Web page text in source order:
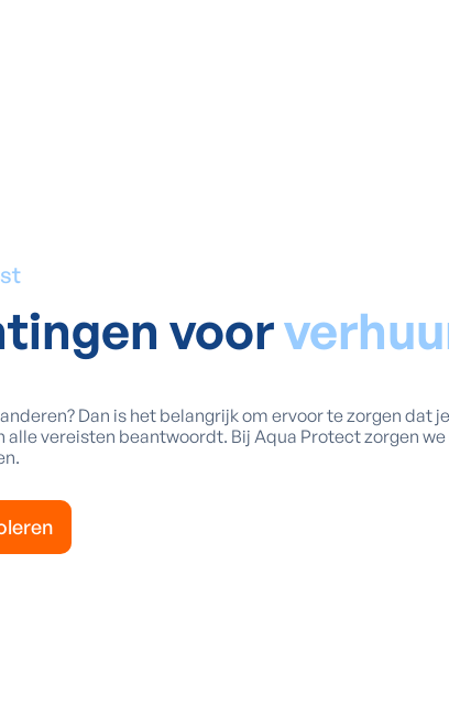
voor
Dan is het belangrijk om ervoor te zorgen dat
alle vereisten beantwoordt. Bij Aqua Protect zorgen